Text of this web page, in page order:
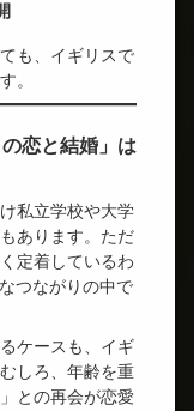
も、イギリスで
。
恋と結婚」は
私立学校や大学
あります。ただ
定着しているわ
つながりの中で
ケースも、イギ
しろ、年齢を重
との再会が恋愛